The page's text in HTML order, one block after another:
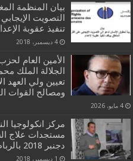
بيان المنظمة
التصويت
تنفيذ عقوبة
4 ديسمبر، 2018
الأمين العام
الجلالة الملك
تعيين ولي العهد
ومصالح القوات
4 مايو، 2026
مركز انكولوجيا
دجنبر 2018 بالرباط
1 ديسمبر، 2018